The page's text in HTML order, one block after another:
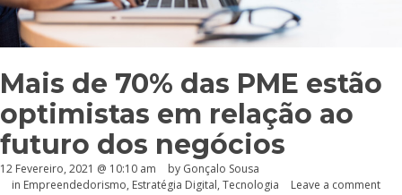
Mais de 70% das PME estão
optimistas em relação ao
futuro dos negócios
12 Fevereiro, 2021 @ 10:10 am by Gonçalo Sousa
in Empreendedorismo, Estratégia Digital, Tecnologia Leave a comment